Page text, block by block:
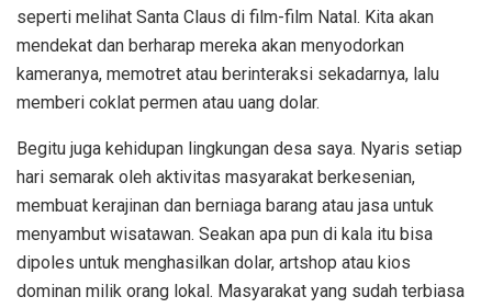
seperti melihat Santa Claus di film-film Natal. Kita akan
mendekat dan berharap mereka akan menyodorkan
kameranya, memotret atau berinteraksi sekadarnya, lalu
memberi coklat permen atau uang dolar.
Begitu juga kehidupan lingkungan desa saya. Nyaris setiap
hari semarak oleh aktivitas masyarakat berkesenian,
membuat kerajinan dan berniaga barang atau jasa untuk
menyambut wisatawan. Seakan apa pun di kala itu bisa
dipoles untuk menghasilkan dolar, artshop atau kios
dominan milik orang lokal. Masyarakat yang sudah terbiasa